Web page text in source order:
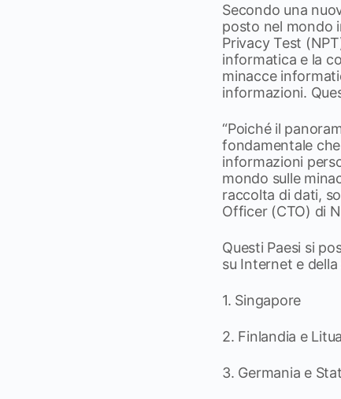
Secondo una
posto nel mondo
Privacy Test
informatica e la
minacce
informazioni.
“Poiché il
fondamentale
informazioni
mondo sulle
raccolta di dati,
Officer (CTO) di
Questi Paesi si
su Internet e
1. Singapore
2. Finlandia e
3. Germania e